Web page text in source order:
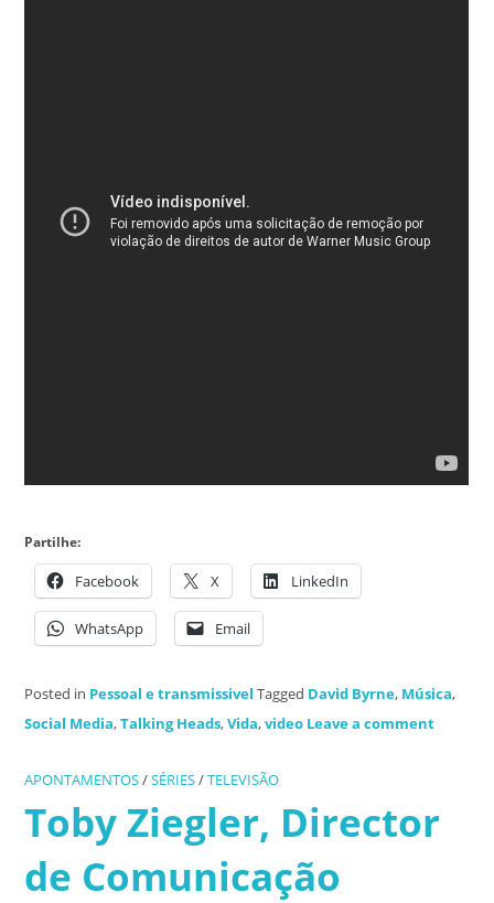
Partilhe:
Facebook X LinkedIn
WhatsApp Email
Posted in Pessoal e transmissivel Tagged David Byrne, Música,
Social Media,Talking Heads,Vida,video Leave a comment
APONTAMENTOS/SÉRIES/TELEVISÃO
Toby Ziegler, Director
de Comunicação